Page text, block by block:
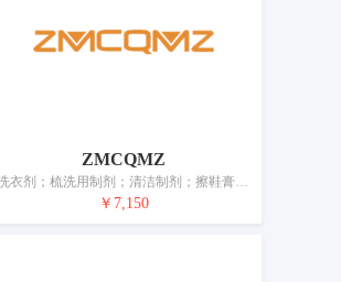
ZMCQMZ
洗衣剂；梳洗用制剂；清洁制剂；擦鞋膏；研磨材料；芳香精油；个人或动物用除臭剂；化妆品；牙膏；香
￥7,150